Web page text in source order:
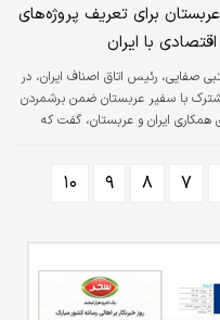
برای تعریف پروژه‌های
با ایران
صفایی، رئیس اتاق اصناف ایران، در
با سفیر عربستان ضمن برشمردن
ایران و عربستان، گفت که
۷ ۸ ۹ ۱۰